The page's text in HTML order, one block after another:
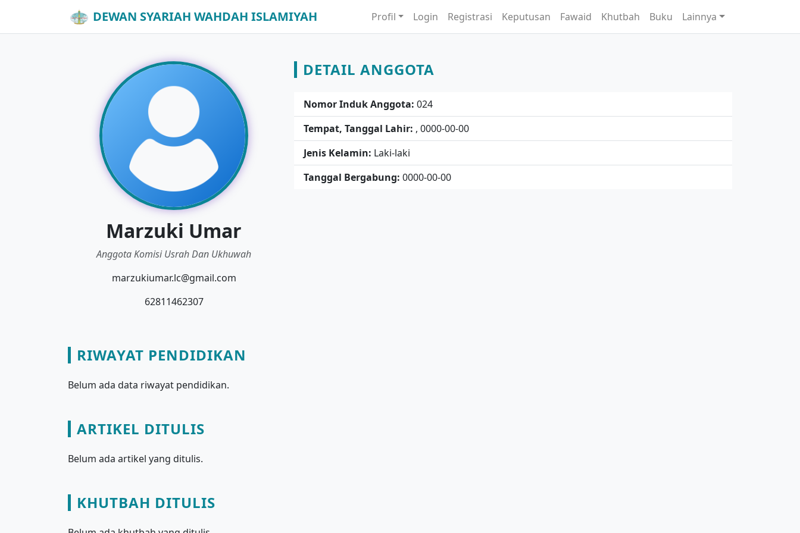
DEWAN SYARIAH WAHDAH ISLAMIYAH Profil Login Registrasi Keputusan Fawaid Khutbah Buku Lainnya
Marzuki Umar
Anggota Komisi Usrah Dan Ukhuwah
marzukiumar.lc@gmail.com
62811462307
DETAIL ANGGOTA
Nomor Induk Anggota: 024
Tempat, Tanggal Lahir: , 0000-00-00
Jenis Kelamin: Laki-laki
Tanggal Bergabung: 0000-00-00
RIWAYAT PENDIDIKAN
Belum ada data riwayat pendidikan.
ARTIKEL DITULIS
Belum ada artikel yang ditulis.
KHUTBAH DITULIS